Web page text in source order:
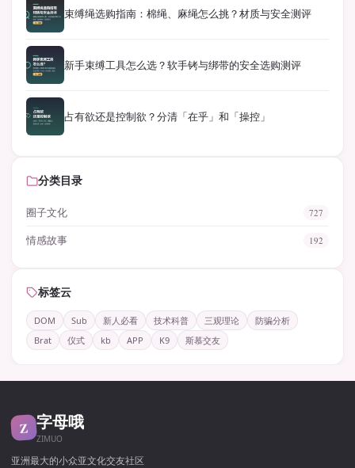
束缚绳选购指南：棉绳、麻绳怎么挑？材质与安全测评
新手束缚工具怎么选？软手铐与绑带的安全选购测评
占有欲还是控制欲？分清「在乎」和「操控」
分类目录
圈子文化 727
情感故事 192
标签云
DOM Sub 新人必看 技术科普 三观理论
防骗分析
Brat
仪式 kb APP K9 斯慕交友
Z 字母哦
ZIMUO
亚洲最大的小众亚文化交友社区